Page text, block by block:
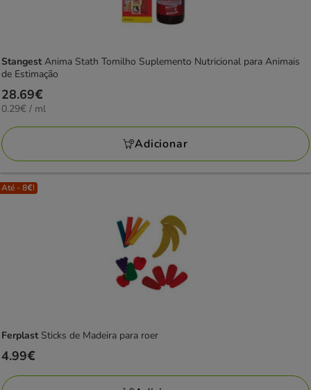
StangestAnima Stath Tomilho Suplemento Nutricional para Animais
de Estimação
Preço
28.69€
28.69€
0.29€
ml
0.29€ / ml
Adicionar
Até - 8€!
Ferplast Sticks de Madeira para roer
Preço
4.99€
4.99€